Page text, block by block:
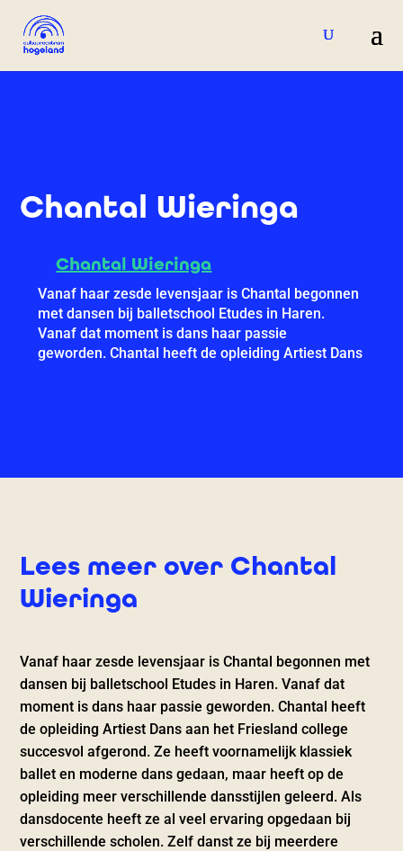
Chantal Wieringa
Chantal Wieringa
Vanaf haar zesde levensjaar is Chantal begonnen
met dansen bij balletschool Etudes in Haren.
Vanaf dat moment is dans haar passie
geworden. Chantal heeft de opleiding Artiest Dans
Lees meer over Chantal
Wieringa
Vanaf haar zesde levensjaar is Chantal begonnen met
dansen bij balletschool Etudes in Haren. Vanaf dat
moment is dans haar passie geworden. Chantal heeft
de opleiding Artiest Dans aan het Friesland college
succesvol afgerond. Ze heeft voornamelijk klassiek
ballet en moderne dans gedaan, maar heeft op de
opleiding meer verschillende dansstijlen geleerd. Als
dansdocente heeft ze al veel ervaring opgedaan bij
verschillende scholen. Zelf danst ze bij meerdere